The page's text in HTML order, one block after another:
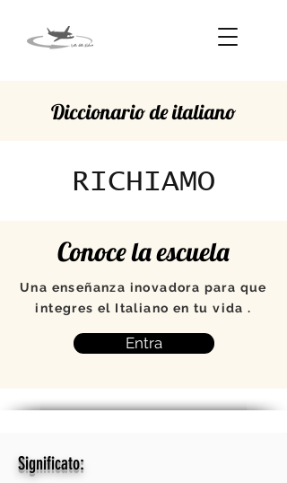
Diccionario de italiano
RICHIAMO
Conoce la escuela
Una enseñanza inovadora para que
integres el Italiano en tu vida .
Entra
Significato: